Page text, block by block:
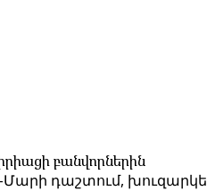
բանվորներին
Մարի դաշտում,